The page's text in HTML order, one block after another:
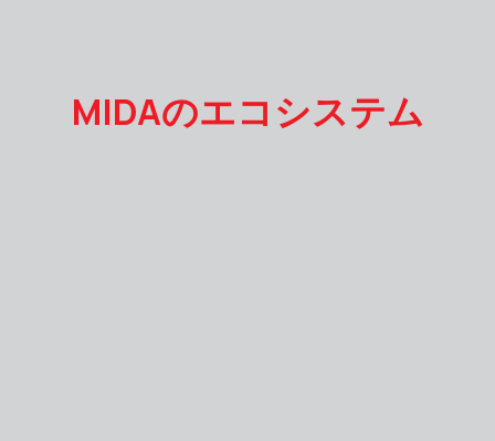
MIDAのエコシステム